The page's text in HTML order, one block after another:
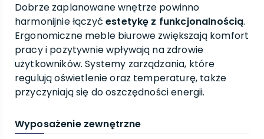
Dobrze zaplanowane wnętrze powinno
harmonijnie łączyćestetykę z funkcjonalnością.
Ergonomiczne meble biurowe zwiększają komfort
pracy i pozytywnie wpływają na zdrowie
użytkowników. Systemy zarządzania, które
regulują oświetlenie oraz temperaturę, także
przyczyniają się do oszczędności energii.
Wyposażenie zewnętrzne